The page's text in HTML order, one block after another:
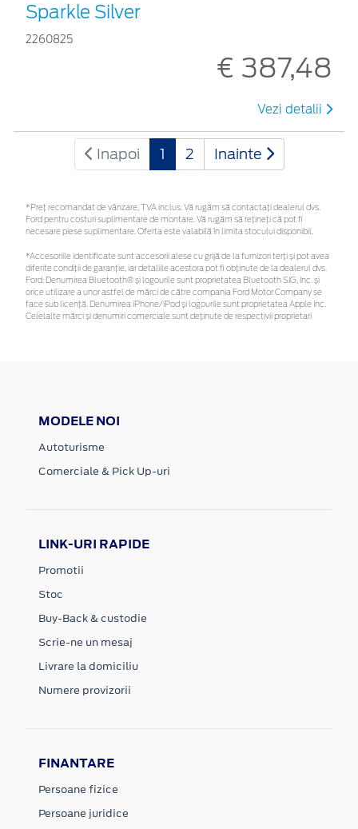
Sparkle Silver
2260825
€ 387,48
Vezi detalii
Inapoi 1 2 Inainte
*Preţ recomandat de vânzare, TVA inclus. Vă rugăm să contactaţi dealerul dvs.
Ford pentru costuri suplimentare de montare. Vă rugăm să rețineți că pot fi
necesare piese suplimentare. Oferta este valabilă în limita stocului disponibil.
*Accesoriile identificate sunt accesorii alese cu grijă de la furnizori terți și pot avea
diferite condiții de garanție, iar detaliile acestora pot fi obținute de la dealerul dvs.
Ford. Denumirea Bluetooth® și logourile sunt proprietatea Bluetooth SIG, Inc. și
orice utilizare a unor astfel de mărci de către compania Ford Motor Company se
face sub licență. Denumirea iPhone/iPod și logourile sunt proprietatea Apple Inc.
Celelalte mărci și denumiri comerciale sunt deținute de respectivii proprietari
MODELE NOI
Autoturisme
Comerciale & Pick Up-uri
LINK-URI RAPIDE
Promotii
Stoc
Buy-Back & custodie
Scrie-ne un mesaj
Livrare la domiciliu
Numere provizorii
FINANTARE
Persoane fizice
Persoane juridice